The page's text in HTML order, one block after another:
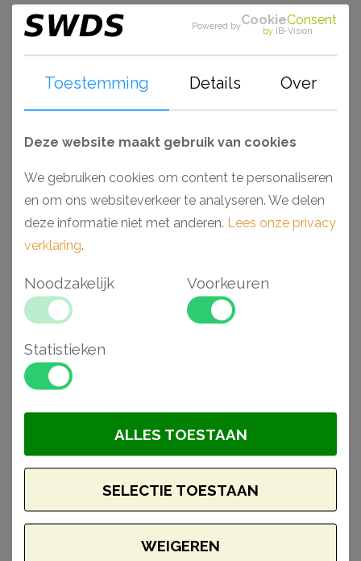
impactbestendige mix van polystyreen dat het zijn
enorm hoge densiteit geeft. Van strak vormgegeven tot
prachtige bewerkingen. De Luxxus serie is watervast en
standaard voorzien van een primer. Perfect geschikt om,
gemakkelijk af met de lijmen van Decofix (Orac) en
Adefix (NMC).
Waarom kiezen voor een Luxxus Duropolymer®
wandlijst hoek?
- Toepasbaar in vochtige ruimtes
- Hoge dichtheid vanwege hoogwaardig polyurethaan
- Voorgeschilderd en extreem stootvast
- Maakt verstekzagen overbodig
Gerelateerde
artikelen
Powered byCookieConsent
by IB-Vision
Toestemming Details Over
Deze website maakt gebruik van cookies
We gebruiken cookies om content te personaliseren
en om ons websiteverkeer te analyseren. We delen
deze informatie niet met anderen. Lees onze privacy
verklaring.
Noodzakelijk Voorkeuren
Statistieken
WEIGEREN
SELECTIE TOESTAAN
ALLES TOESTAAN